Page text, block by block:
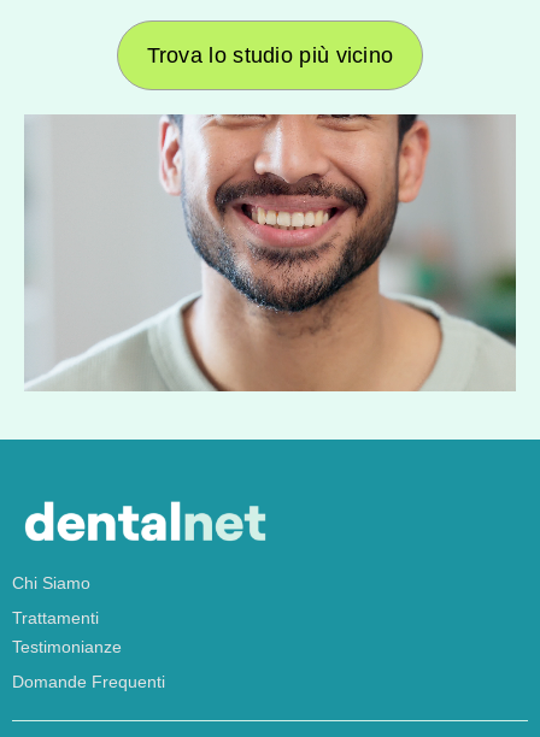
Trova lo studio più vicino
Chi Siamo
Trattamenti
Testimonianze
Domande Frequenti